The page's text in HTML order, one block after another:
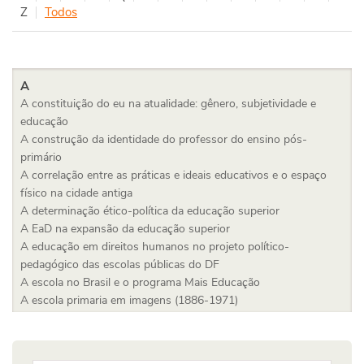
Z
Todos
A
A constituição do eu na atualidade: gênero, subjetividade e
educação
A construção da identidade do professor do ensino pós-
primário
A correlação entre as práticas e ideais educativos e o espaço
físico na cidade antiga
A determinação ético-política da educação superior
A EaD na expansão da educação superior
A educação em direitos humanos no projeto político-
pedagógico das escolas públicas do DF
A escola no Brasil e o programa Mais Educação
A escola primaria em imagens (1886-1971)